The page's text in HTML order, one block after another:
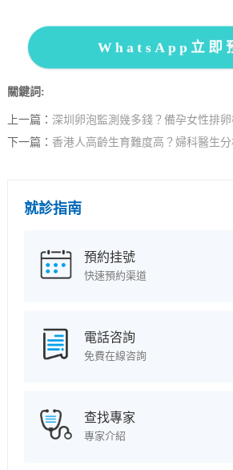
WhatsApp立即
關鍵詞:
上一篇： 深圳卵泡監測幾多錢？備孕女性排
下一篇： 香港人高齡生育難度高？婦科醫生
就診指南
預約挂號
快速預約渠道
電話咨詢
免費在線咨詢
查找專家
專家介紹